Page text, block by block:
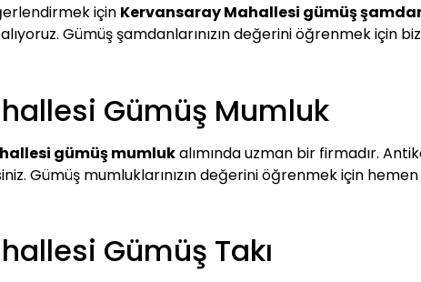
için Kervansaray Mahallesi gümüş
Gümüş şamdanlarınızın değerini öğrenmek için
Gümüş Mumluk
gümüş mumlukalımında uzman bir firmadır.
Gümüş mumluklarınızın değerini öğrenmek için
Gümüş Takı